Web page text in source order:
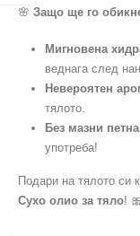
🌸 Защо ще го
Мигновена
веднага след
Невероятен
тялото.
Без мазни
употреба!
Подари на тялото си
Сухо олио за тяло!